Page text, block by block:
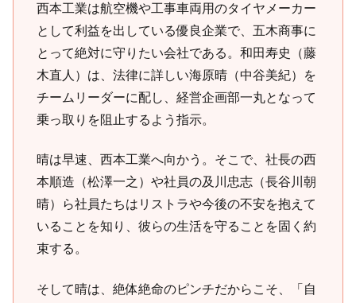
西本工業は航空機や工事車両用のタイヤメーカー
として利益を出している優良企業で、五木商事に
とって絶対に守りたい会社である。和田寿史（藤
木直人）は、法律に詳しい海原晴（中谷美紀）を
チームリーダーに配し、経営企画部一丸となって
乗っ取りを阻止するよう指示。
晴は早速、西本工業へ向かう。そこで、社長の西
本順造（松澤一之）や社員の及川忠志（長谷川朝
晴）ら社員たちはリストラや今後の不安を抱えて
いることを知り、彼らの生活を守ることを固く約
束する。
そして晴は、絶体絶命のピンチだからこそ、「自